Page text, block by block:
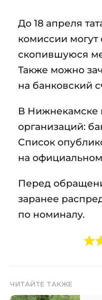
До 18 апреля
комиссии могут
скопившуюся
Также можно
на банковский
В Нижнекамске
организаций:
Список
на
Перед
заранее
по номиналу.
ЧИТАЙТЕ ТАКЖЕ